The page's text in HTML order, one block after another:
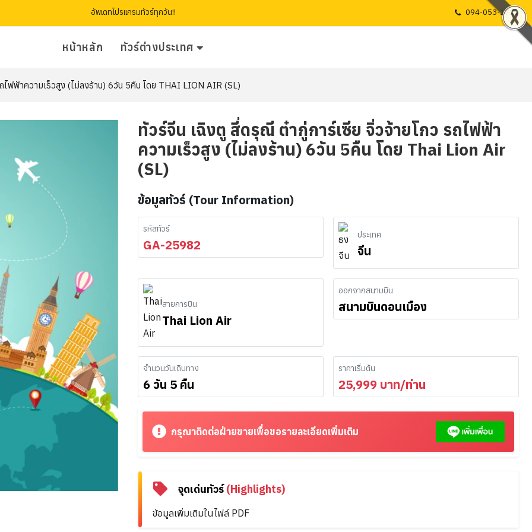
อัพเดทโปรแกรมทัวร์ทุกวัน!! 094-053-1725
หน้าหลัก ทัวร์ต่างประเทศ
ฟฟ้าความเร็วสูง (ไม่ลงร้าน) 6วัน 5คืน โดย THAI LION AIR (SL)
ทัวร์จีน เฉิงตู สี่ดรุณี ต๋ากู่การ์เซีย จิ่วจ้ายโกว รถไฟฟ้า
ความเร็วสูง (ไม่ลงร้าน) 6วัน 5คืน โดย Thai Lion Air
(SL)
ข้อมูลทัวร์ (Tour Information)
รหัสทัวร์
GA-25982
ประเทศ
จีน
สายการบิน
Thai Lion Air
ออกจากสนามบิน
สนามบินดอนเมือง
จำนวนวันเดินทาง
6 วัน 5 คืน
ราคาเริ่มต้น
25,999 บาท/ท่าน
กรุณาติดต่อฝ่ายขายเพื่อขอรายละเอียดเพิ่มเติม
จุดเด่นทัวร์(Highlights)
ข้อมูลเพิ่มเติมในไฟล์ PDF